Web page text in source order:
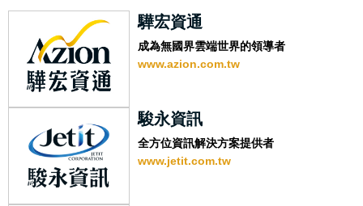
驊宏資通
成為無國界雲端世界的領導者
www.azion.com.tw
駿永資訊
全方位資訊解決方案提供者
www.jetit.com.tw